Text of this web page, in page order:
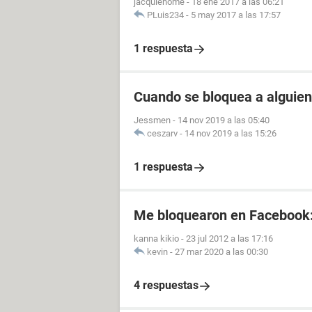
PLuis234 - 5 may 2017 a las 17:57
1 respuesta
Cuando se bloquea a
Jessmen - 14 nov 2019 a las 05:40
ceszarv - 14 nov 2019 a las 15:26
1 respuesta
Me bloquearon en
kanna kikio - 23 jul 2012 a las 17:16
kevin - 27 mar 2020 a las 00:30
4 respuestas